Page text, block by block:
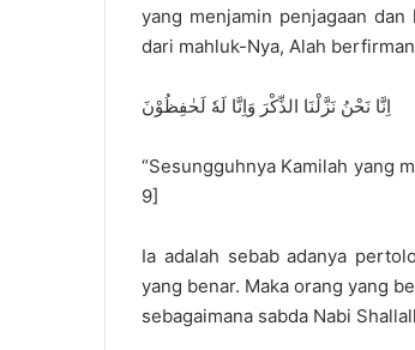
yang menjamin penjagaan
dari mahluk-Nya, Alah
اِنَّا نَحْنُ نَزَّلْنَا الذِّكْرَ وَاِنَّا لَهٗ لَحٰفِظُوْنَ
“Sesungguhnya Kamilah yang
9]
Ia adalah sebab adanya
yang benar. Maka orang yang
sebagaimana sabda Nabi